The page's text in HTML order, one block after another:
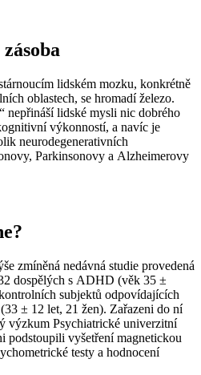
lidském mozku, konkrétně
oblastech, se hromadí železo.
nepřináší lidské mysli nic dobrého
výkonností, a navíc je
neurodegenerativních
Parkinsonovy a Alzheimerovy
zmíněná nedávná studie provedená
dospělých s ADHD (věk 35 ±
subjektů odpovídajících
± 12 let, 21 žen). Zařazeni do ní
výzkum Psychiatrické univerzitní
podstoupili vyšetření magnetickou
testy a hodnocení